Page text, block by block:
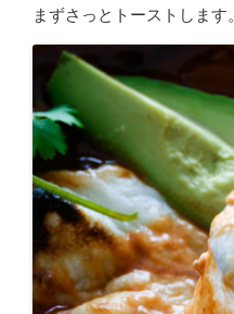
まずさっとトーストします。